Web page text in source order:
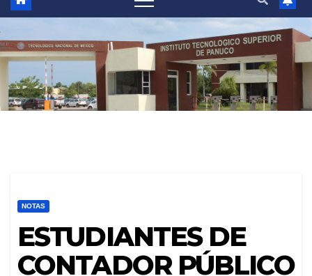
NOTAS
ESTUDIANTES DE
CONTADOR PÚBLICO